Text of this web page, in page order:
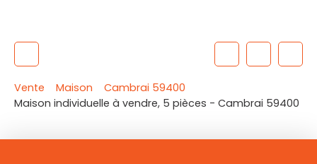
Vente Maison
Cambrai 59400
Maison individuelle à vendre, 5 pièces - Cambrai 59400